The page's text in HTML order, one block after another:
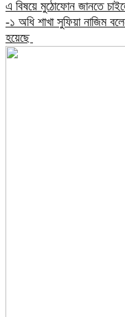
এ বিষয়ে মুঠোফোন জানতে
-১ অধি শাখা সুফিয়া নাজিম
হয়েছে ​